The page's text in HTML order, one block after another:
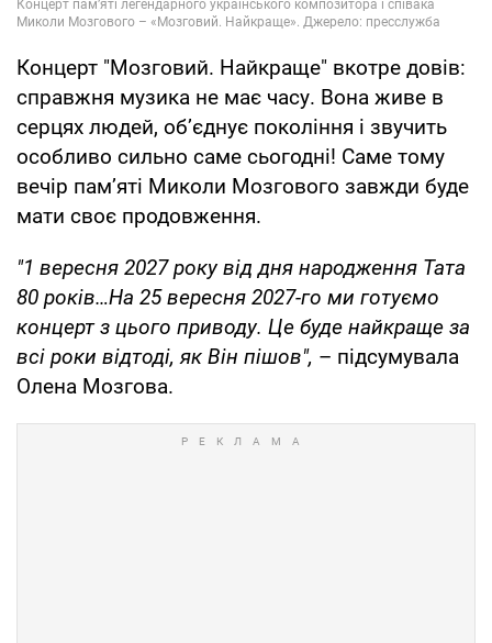
Концерт "Мозговий. Найкраще" вкотре довів:
справжня музика не має часу. Вона живе в
серцях людей, об’єднує покоління і звучить
особливо сильно саме сьогодні! Саме тому
вечір пам’яті Миколи Мозгового завжди буде
мати своє продовження.
"1 вересня 2027 року від дня народження Тата
80 років…На 25 вересня 2027-го ми готуємо
концерт з цього приводу. Це буде найкраще за
всі роки відтоді, як Він пішов", – підсумувала
Олена Мозгова.